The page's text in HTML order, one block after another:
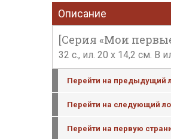
Описание
[Серия «Мои
32 с., ил. 20 х 14,2 см. В
Перейти на предыдущий
Перейти на следующий
Перейти на первую